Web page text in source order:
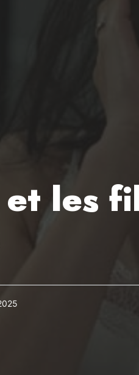
et les